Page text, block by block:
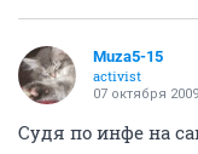
Muza5-15
activist
07 октября 2009
Судя по инфе на